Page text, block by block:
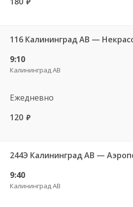
116 Калининград АВ —
9:10
Калининград АВ
Ежедневно
120 руб.
244Э Калининград АВ —
9:40
Калининград АВ